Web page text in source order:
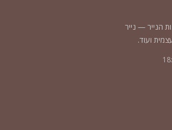
הנייר — נייר
ועוד.